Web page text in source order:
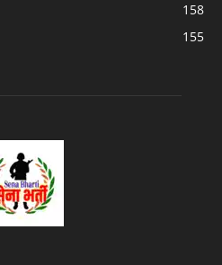
158
155